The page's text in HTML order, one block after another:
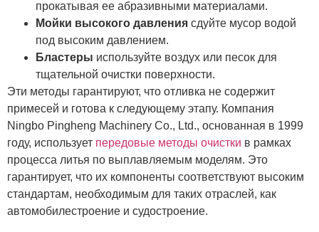
прокатывая ее абразивными материалами.
Мойки высокого давления сдуйте мусор водой
под высоким давлением.
Бластеры используйте воздух или песок для
тщательной очистки поверхности.
Эти методы гарантируют, что отливка не содержит
примесей и готова к следующему этапу. Компания
Ningbo Pingheng Machinery Co., Ltd., основанная в 1999
году, использует передовые методы очистки в рамках
процесса литья по выплавляемым моделям. Это
гарантирует, что их компоненты соответствуют высоким
стандартам, необходимым для таких отраслей, как
автомобилестроение и судостроение.